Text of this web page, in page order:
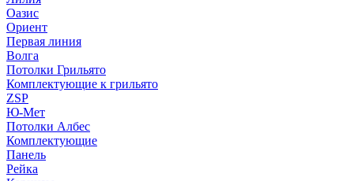
Оазис
Ориент
Первая линия
Волга
Потолки Грильято
Комплектующие к грильято
ZSP
Ю-Мет
Потолки Албес
Комплектующие
Панель
Рейка